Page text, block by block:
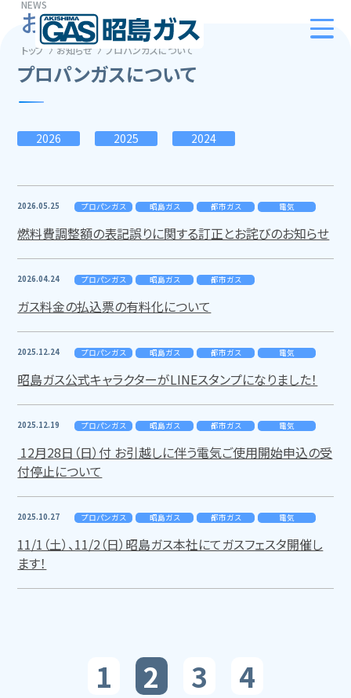
NEWS
お知らせ
トップ お知らせ プロパンガスについて
プロパンガスについて
2026 2025 2024
2026.05.25 プロパンガス 昭島ガス 都市ガス 電気
燃料費調整額の表記誤りに関する訂正とお詫びのお知らせ
2026.04.24 プロパンガス 昭島ガス 都市ガス
ガス料金の払込票の有料化について
2025.12.24 プロパンガス 昭島ガス 都市ガス 電気
昭島ガス公式キャラクターがLINEスタンプになりました！
2025.12.19 プロパンガス 昭島ガス 都市ガス 電気
12月28日（日）付 お引越しに伴う電気ご使用開始申込の受
付停止について
2025.10.27 プロパンガス 昭島ガス 都市ガス 電気
11/1（土）、11/2（日）昭島ガス本社にてガスフェスタ開催し
ます！
1 2 3 4